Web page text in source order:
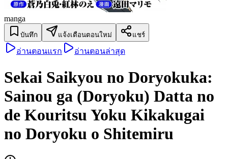
manga
บันทึก แจ้งเตือนตอนใหม่ แชร์
อ่านตอนแรก อ่านตอนล่าสุด
Sekai Saikyou no Doryokuka:
Sainou ga (Doryoku) Datta no
de Kouritsu Yoku Kikakugai
no Doryoku o Shitemiru